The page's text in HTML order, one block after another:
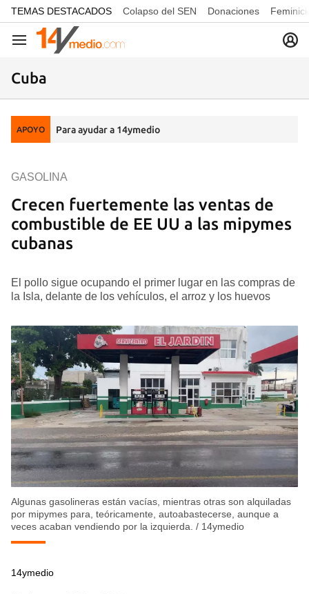
common.go-to-content
TEMAS DESTACADOS Colapso del SEN Donaciones
Navegación
Cuba
APOYO Para ayudar a 14ymedio
Crecen fuertemente las ventas de
combustible de EE UU a las mipymes
cubanas
GASOLINA
El pollo sigue ocupando el primer lugar en las compras de
la Isla, delante de los vehículos, el arroz y los huevos
Algunas gasolineras están vacías, mientras otras son alquiladas
por mipymes para, teóricamente, autoabastecerse, aunque a
veces acaban vendiendo por la izquierda. / 14ymedio
14ymedio